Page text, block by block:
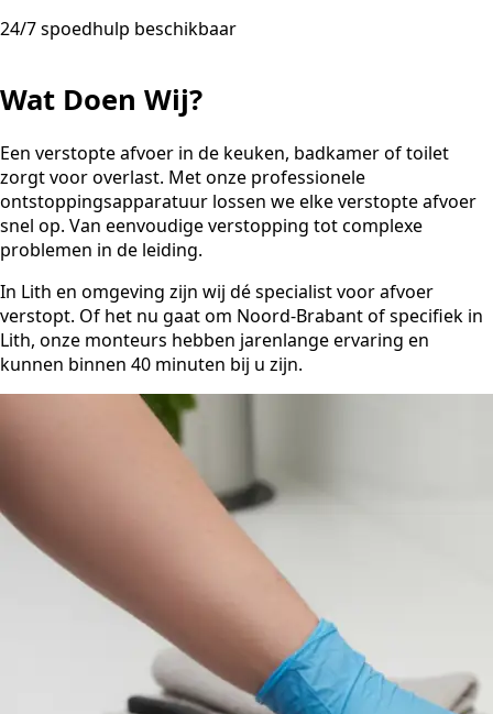
24/7 spoedhulp beschikbaar
Wat Doen Wij?
Een verstopte afvoer in de keuken, badkamer of toilet
zorgt voor overlast. Met onze professionele
ontstoppingsapparatuur lossen we elke verstopte afvoer
snel op. Van eenvoudige verstopping tot complexe
problemen in de leiding.
In Lith en omgeving zijn wij dé specialist voor afvoer
verstopt. Of het nu gaat om Noord-Brabant of specifiek in
Lith, onze monteurs hebben jarenlange ervaring en
kunnen binnen 40 minuten bij u zijn.